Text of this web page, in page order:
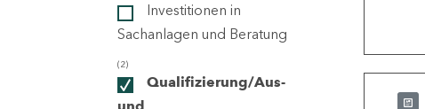
Investitionen in
Sachanlagen und Beratung
(2)
Qualifizierung/Aus-
und